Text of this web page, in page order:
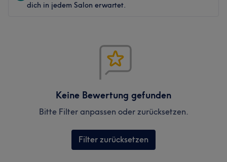
dich in jedem Salon erwartet.
Keine Bewertung gefunden
Bitte Filter anpassen oder zurücksetzen.
Filter zurücksetzen